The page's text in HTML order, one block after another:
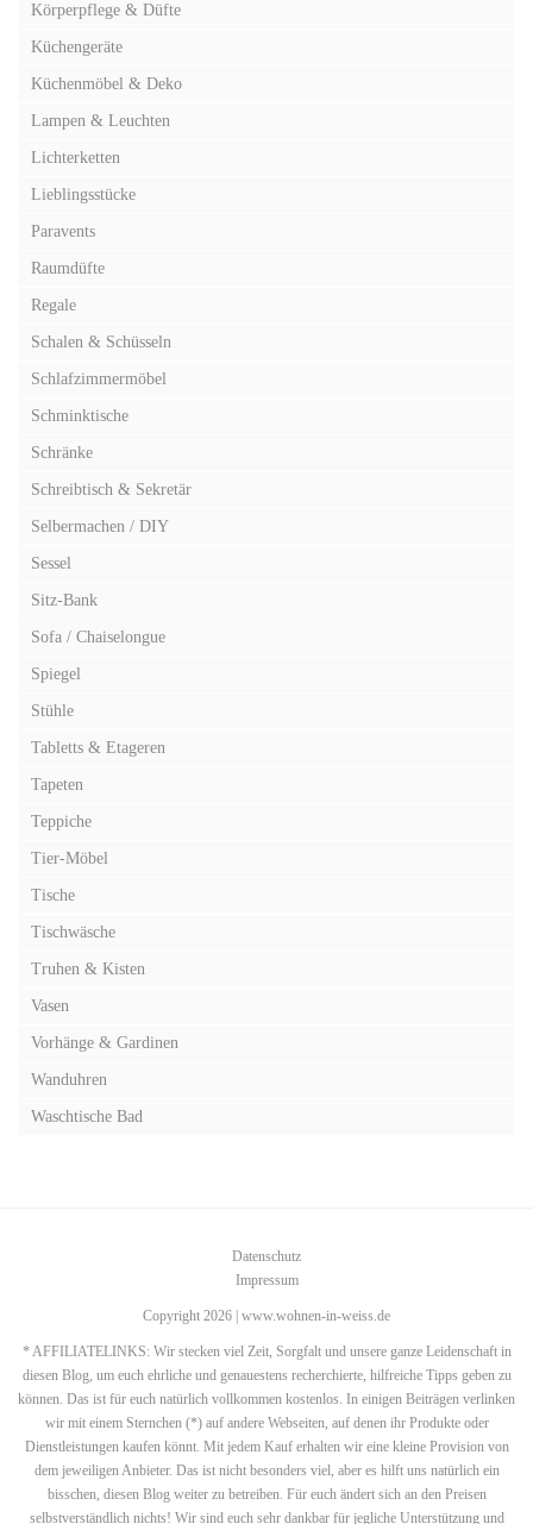
Körperpflege & Düfte
Küchengeräte
Küchenmöbel & Deko
Lampen & Leuchten
Lichterketten
Lieblingsstücke
Paravents
Raumdüfte
Regale
Schalen & Schüsseln
Schlafzimmermöbel
Schminktische
Schränke
Schreibtisch & Sekretär
Selbermachen / DIY
Sessel
Sitz-Bank
Sofa / Chaiselongue
Spiegel
Stühle
Tabletts & Etageren
Tapeten
Teppiche
Tier-Möbel
Tische
Tischwäsche
Truhen & Kisten
Vasen
Vorhänge & Gardinen
Wanduhren
Waschtische Bad
Datenschutz
Impressum
Copyright 2026 | www.wohnen-in-weiss.de
* AFFILIATELINKS: Wir stecken viel Zeit, Sorgfalt und unsere ganze Leidenschaft in
diesen Blog, um euch ehrliche und genauestens recherchierte, hilfreiche Tipps geben zu
können. Das ist für euch natürlich vollkommen kostenlos. In einigen Beiträgen verlinken
wir mit einem Sternchen (*) auf andere Webseiten, auf denen ihr Produkte oder
Dienstleistungen kaufen könnt. Mit jedem Kauf erhalten wir eine kleine Provision von
dem jeweiligen Anbieter. Das ist nicht besonders viel, aber es hilft uns natürlich ein
bisschen, diesen Blog weiter zu betreiben. Für euch ändert sich an den Preisen
selbstverständlich nichts! Wir sind euch sehr dankbar für jegliche Unterstützung und